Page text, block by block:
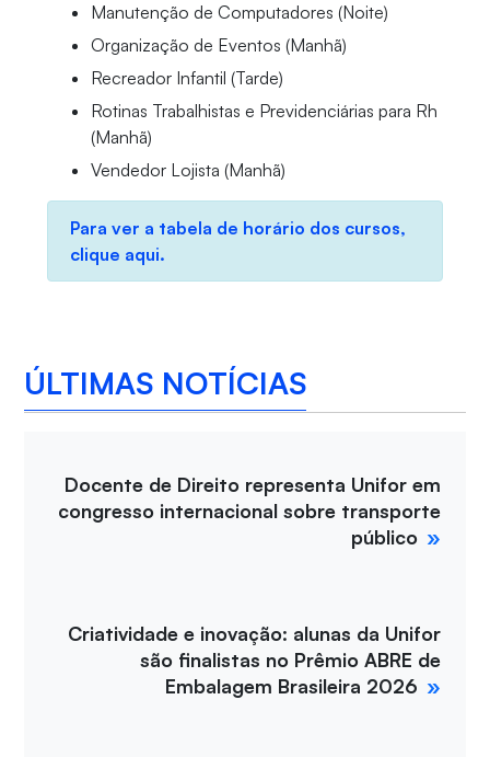
Manutenção de Computadores (Noite)
Organização de Eventos (Manhã)
Recreador Infantil (Tarde)
Rotinas Trabalhistas e Previdenciárias para Rh
(Manhã)
Vendedor Lojista (Manhã)
Para ver a tabela de horário dos cursos,
clique aqui.
ÚLTIMAS NOTÍCIAS
Docente de Direito representa Unifor em
congresso internacional sobre transporte
público
Criatividade e inovação: alunas da Unifor
são finalistas no Prêmio ABRE de
Embalagem Brasileira 2026